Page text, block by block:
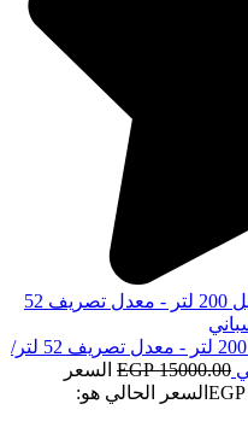
طلمبة زيت هوائية عامود 1:1 لبرميل 200 لتر - معدل تصريف 52 لتر/
EGP15000.00
السعر
السعر الحالي هو: